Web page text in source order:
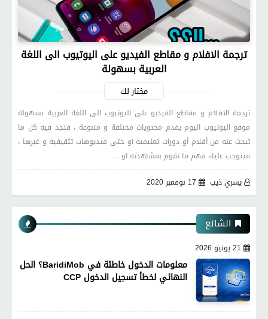
ترجمة الافلام و مقاطع الفيديو على اليوتيوب الى اللغة
العربية بسهولة
مختار لك
ترجمة الافلام و مقاطع الفيديو على اليوتيوب الى اللغة العربية بسهولة
موقع اليوتيوب اليوم يقدم محتويات مختلفة و متنوعة ، فتجد فيه كل ما
تبحث عنه من أفلام أو دورات تعليمية او حتى فيديوهات تثقيفية و غيرها ،
فيتوجب عليك فهم ما تقوم بمشاهدته او …
يسري ذيب
17 نوفمبر 2020
الشائع
21 يونيو 2026
معلومات الدخول خاطئة في BaridiMob؟ الحل
النهائي لخطأ تسجيل الدخول CCP